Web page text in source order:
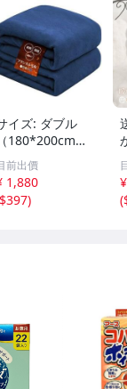
イズ: ダブル
（180*200cm）_
イビー ブラン
ット ダブル 毛
秋 冬 寒さ対策
オルケット 冬
前出價
1,880
$397)
(